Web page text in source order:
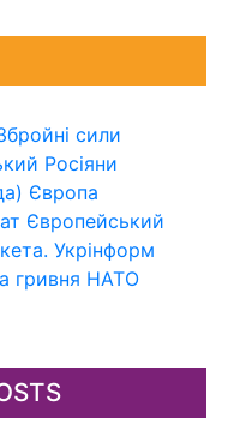
сили
Росіяни
Європа
Європейський
Укрінформ
гривня НАТО